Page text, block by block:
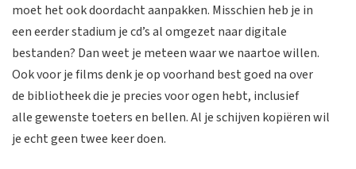
moet het ook doordacht aanpakken. Misschien heb je in
een eerder stadium je cd’s al omgezet naar digitale
bestanden? Dan weet je meteen waar we naartoe willen.
Ook voor je films denk je op voorhand best goed na over
de bibliotheek die je precies voor ogen hebt, inclusief
alle gewenste toeters en bellen. Al je schijven kopiëren wil
je echt geen twee keer doen.